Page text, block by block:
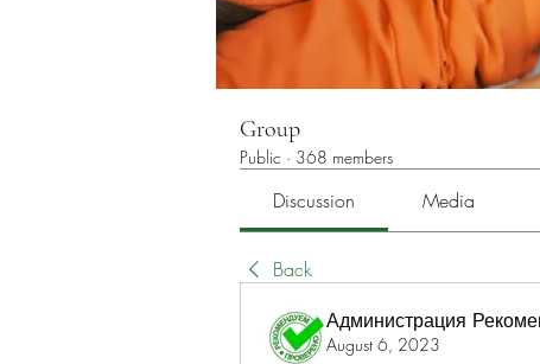
Group
Public · 368 members
Discussion Media
Back
Администрация
August 6, 2023